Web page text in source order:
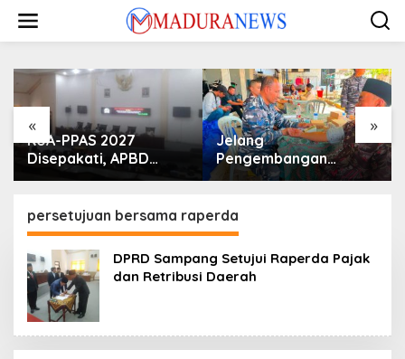
konten
« »
KUA-PPAS 2027
Disepakati, APBD
Sampang Defisit Rp
Jelang
Pengembangan
Lapangan Hidayah,
Madura II Perkuat
Sinergi dengan
Nelayan Sampang
persetujuan bersama raperda
DPRD Sampang Setujui Raperda Pajak
dan Retribusi Daerah